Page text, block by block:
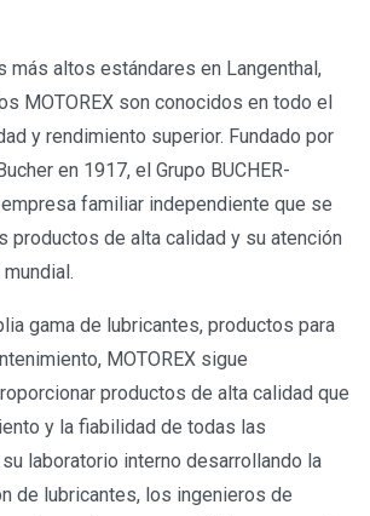
más altos estándares en Langenthal,
MOTOREX son conocidos en todo el
y rendimiento superior. Fundado por
en 1917, el Grupo BUCHER-
empresa familiar independiente que se
productos de alta calidad y su atención
gama de lubricantes, productos para
MOTOREX sigue
productos de alta calidad que
y la fiabilidad de todas las
laboratorio interno desarrollando la
de lubricantes, los ingenieros de